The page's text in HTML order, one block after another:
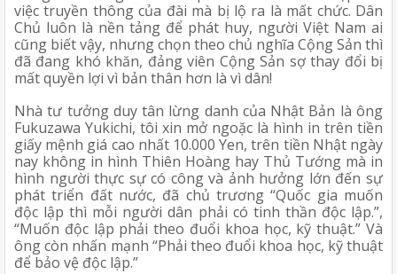
việc truyền thông của đài mà bị lộ ra là mất chức. Dân
Chủ luôn là nền tảng để phát huy, người Việt Nam ai
cũng biết vậy, nhưng chọn theo chủ nghĩa Cộng Sản thì
đã đang khó khăn, đảng viên Cộng Sản sợ thay đổi bị
mất quyền lợi vì bản thân hơn là vì dân!
Nhà tư tưởng duy tân lừng danh của Nhật Bản là ông
Fukuzawa Yukichi, tôi xin mở ngoặc là hình in trên tiền
giấy mệnh giá cao nhất 10.000 Yen, trên tiền Nhật ngày
nay không in hình Thiên Hoàng hay Thủ Tướng mà in
hình người thực sự có công và ảnh hưởng lớn đến sự
phát triển đất nước, đã chủ trương “Quốc gia muốn
độc lập thì mỗi người dân phải có tinh thần độc lập.”,
“Muốn độc lập phải theo đuổi khoa học, kỹ thuật.” Và
ông còn nhấn mạnh “Phải theo đuổi khoa học, kỹ thuật
để bảo vệ độc lập.”